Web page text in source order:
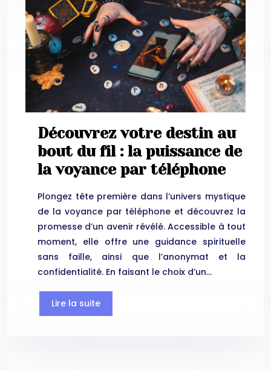
Découvrez votre destin au
bout du fil : la puissance de
la voyance par téléphone
Plongez tête première dans l’univers mystique
de la voyance par téléphone et découvrez la
promesse d’un avenir révélé. Accessible à tout
moment, elle offre une guidance spirituelle
sans faille, ainsi que l’anonymat et la
confidentialité. En faisant le choix d’un…
Lire la suite